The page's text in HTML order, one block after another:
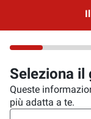
Seleziona il
Queste
più adatta a te.